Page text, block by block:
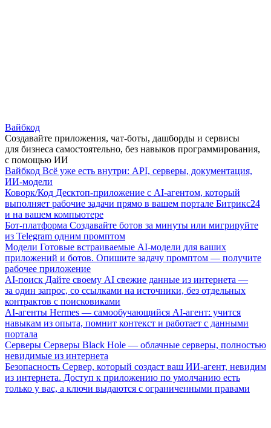
Вайбкод
Создавайте приложения, чат-боты, дашборды и сервисы
для бизнеса самостоятельно, без навыков программирования,
с помощью ИИ
Вайбкод Всё уже есть внутри: API, серверы, документация,
ИИ-модели
Коворк/Код Десктоп-приложение с AI-агентом, который
выполняет рабочие задачи прямо в вашем портале Битрикс24
и на вашем компьютере
Бот-платформа Создавайте ботов за минуты или мигрируйте
из Telegram одним промптом
Модели Готовые встраиваемые AI-модели для ваших
приложений и ботов. Опишите задачу промптом — получите
рабочее приложение
AI-поиск Дайте своему AI свежие данные из интернета —
за один запрос, со ссылками на источники, без отдельных
контрактов с поисковиками
AI-агенты Hermes — самообучающийся AI-агент: учится
навыкам из опыта, помнит контекст и работает с данными
портала
Серверы Серверы Black Hole — облачные серверы, полностью
невидимые из интернета
Безопасность Сервер, который создаст ваш ИИ-агент, невидим
из интернета. Доступ к приложению по умолчанию есть
только у вас, а ключи выдаются с ограниченными правами